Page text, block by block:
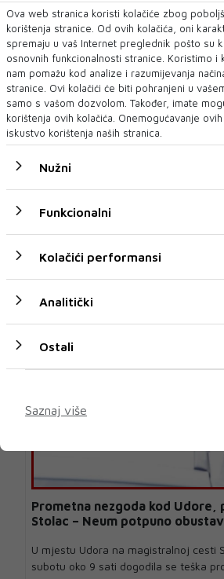
U novom broju
BIH
Prometna nezgoda kod Udore,
Stolac – Neum potpuno
U mjestu Udora na magistralnoj cesti
subotu oko 9 sati dogodila se teška
Ova web stranica koristi kolačiće zbog
korištenja stranice. Od ovih kolačića, oni
spremaju u vaš Internet preglednik pošto su
osnovnih funkcionalnosti stranice. Koristimo i
nam pomažu kod analize i razumijevanja
stranice. Ovi kolačići će biti pohranjeni u
samo s vašom dozvolom. Također, imate
korištenja ovih kolačića. Onemogućavanje
iskustvo korištenja naših stranica.
Nužni
Funkcionalni
Kolačići performansi
Analitički
Ostali
Saznaj više